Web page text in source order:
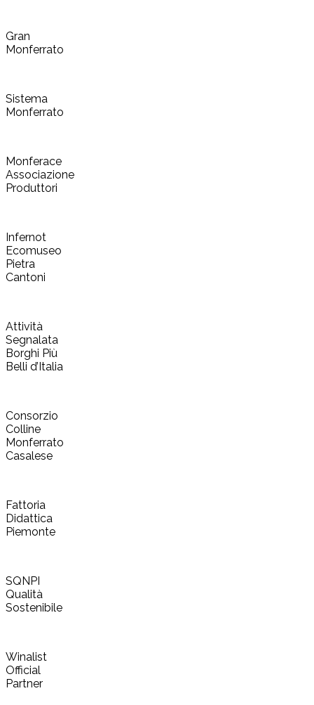
Gran
Monferrato
Sistema
Monferrato
Monferace
Associazione
Produttori
Infernot
Ecomuseo
Pietra
Cantoni
Attività
Segnalata
Borghi Più
Belli d’Italia
Consorzio
Colline
Monferrato
Casalese
Fattoria
Didattica
Piemonte
SQNPI
Qualità
Sostenibile
Winalist
Official
Partner